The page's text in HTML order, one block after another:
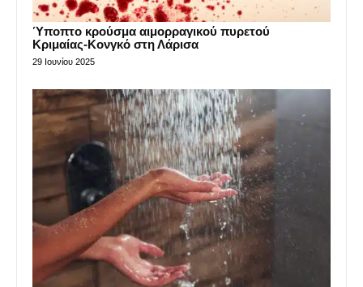
Ύποπτο κρούσμα αιμορραγικού πυρετού
Κριμαίας-Κονγκό στη Λάρισα
29 Ιουνίου 2025